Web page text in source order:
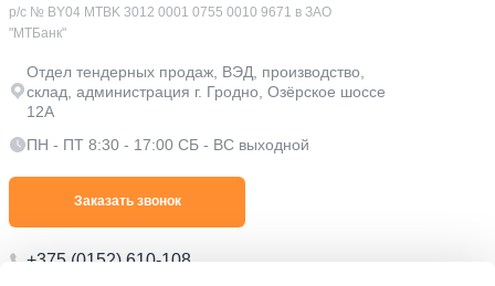
р/с № BY04 MTBK 3012 0001 0755 0010 9671 в ЗАО
"МТБанк"
Отдел тендерных продаж, ВЭД, производство,
склад, администрация г. Гродно, Озёрское шоссе
12А
ПН - ПТ 8:30 - 17:00 СБ - ВС выходной
Заказать звонок
+375 (0152) 610-108